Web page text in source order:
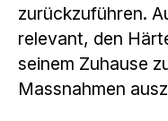
zurückzuführen.
relevant, den
seinem Zuhause
Massnahmen